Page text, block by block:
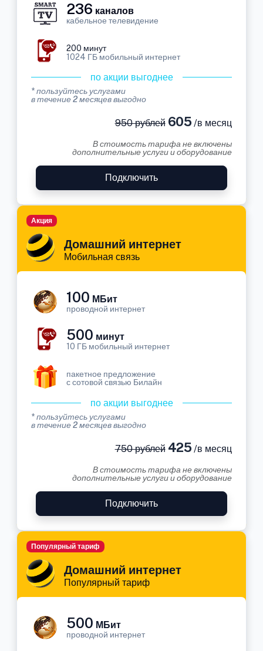
236 каналов
кабельное телевидение
200 минут
1024 ГБ мобильный интернет
по акции выгоднее
* пользуйтесь услугами
в течение 2 месяцев выгодно
950 рублей605 /в месяц
В стоимость тарифа не включены
дополнительные услуги и оборудование
Подключить
Домашний интернет
Мобильная связь
Акция
100 МБит
проводной интернет
500 минут
10 ГБ мобильный интернет
пакетное предложение
с сотовой связью Билайн
по акции выгоднее
* пользуйтесь услугами
в течение 2 месяцев выгодно
750 рублей425 /в месяц
В стоимость тарифа не включены
дополнительные услуги и оборудование
Подключить
Домашний интернет
Популярный тариф
Популярный тариф
500 МБит
проводной интернет